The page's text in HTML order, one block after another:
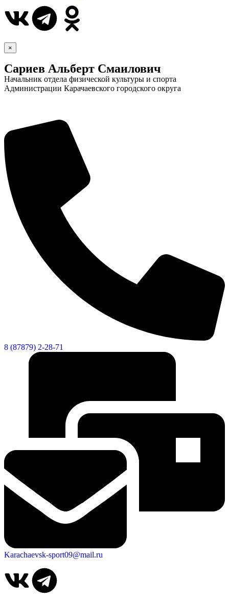
×
Сариев Альберт Смаилович
Начальник отдела физической культуры и спорта
Администрации Карачаевского городского округа
8 (87879) 2-28-71
Karachaevsk-sport09@mail.ru